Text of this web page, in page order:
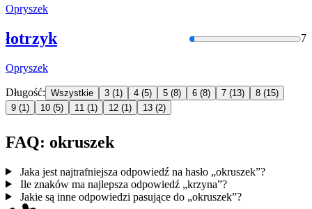
Opryszek
łotrzyk 7
Opryszek
Długość: Wszystkie 3 (1) 4 (5) 5 (8) 6 (8) 7 (13) 8 (15)
9 (1) 10 (5) 11 (1) 12 (1) 13 (2)
FAQ: okruszek
Jaka jest najtrafniejsza odpowiedź na hasło „okruszek”?
Ile znaków ma najlepsza odpowiedź „krzyna”?
Jakie są inne odpowiedzi pasujące do „okruszek”?